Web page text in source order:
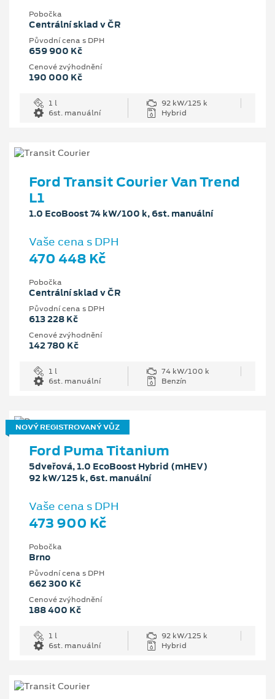
Pobočka
Centrální sklad v ČR
Původní cena s DPH
659 900 Kč
Cenové zvýhodnění
190 000 Kč
1 l
92 kW/125 k
6st. manuální
Hybrid
Ford Transit Courier Van Trend
L1
1.0 EcoBoost 74 kW/100 k, 6st. manuální
Vaše cena s DPH
470 448 Kč
Pobočka
Centrální sklad v ČR
Původní cena s DPH
613 228 Kč
Cenové zvýhodnění
142 780 Kč
1 l
74 kW/100 k
6st. manuální
Benzín
NOVÝ REGISTROVANÝ VŮZ
Ford Puma Titanium
5dveřová, 1.0 EcoBoost Hybrid (mHEV)
92 kW/125 k, 6st. manuální
Vaše cena s DPH
473 900 Kč
Pobočka
Brno
Původní cena s DPH
662 300 Kč
Cenové zvýhodnění
188 400 Kč
1 l
92 kW/125 k
6st. manuální
Hybrid